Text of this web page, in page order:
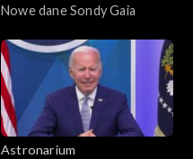
Nowe dane Sondy Gaia
Astronarium